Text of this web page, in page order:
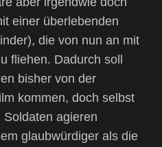
einer überlebenden
die von nun an mit
fliehen. Dadurch soll
bisher von der
kommen, doch selbst
agieren
glaubwürdiger als die